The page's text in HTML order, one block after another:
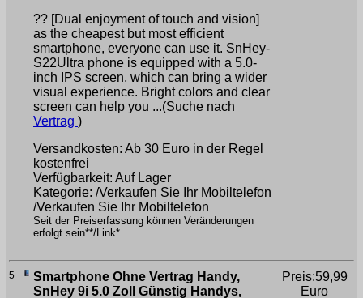
?? [Dual enjoyment of touch and vision]
as the cheapest but most efficient
smartphone, everyone can use it. SnHey-
S22Ultra phone is equipped with a 5.0-
inch IPS screen, which can bring a wider
visual experience. Bright colors and clear
screen can help you ...(Suche nach
Vertrag )
Versandkosten: Ab 30 Euro in der Regel
kostenfrei
Verfügbarkeit: Auf Lager
Kategorie: /Verkaufen Sie Ihr Mobiltelefon
/Verkaufen Sie Ihr Mobiltelefon
Seit der Preiserfassung können Veränderungen
erfolgt sein**/Link*
5
Smartphone Ohne Vertrag Handy,
SnHey 9i 5.0 Zoll Günstig Handys,
Preis:59,99
Euro